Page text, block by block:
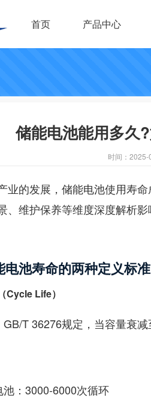
首页 产品中心
储能电池能用多久
时间：
业的发展， 储能电池使用寿
、维护保养等维度深度解析
电池寿命的两种定义标准
Cycle Life）
GB/T 36276规定，当容量衰
：3000-6000次循环